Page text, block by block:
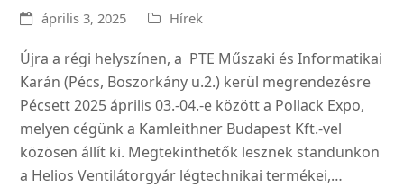
április 3, 2025 Hírek
Újra a régi helyszínen, a PTE Műszaki és Informatikai
Karán (Pécs, Boszorkány u.2.) kerül megrendezésre
Pécsett 2025 április 03.-04.-e között a Pollack Expo,
melyen cégünk a Kamleithner Budapest Kft.-vel
közösen állít ki. Megtekinthetők lesznek standunkon
a Helios Ventilátorgyár légtechnikai termékei,…